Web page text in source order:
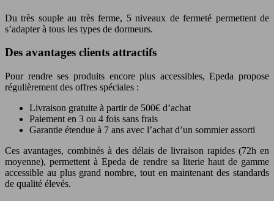
Du très souple au très ferme, 5 niveaux de fermeté permettent de
s’adapter à tous les types de dormeurs.
Des avantages clients attractifs
Pour rendre ses produits encore plus accessibles, Epeda propose
régulièrement des offres spéciales :
Livraison gratuite à partir de 500€ d’achat
Paiement en 3 ou 4 fois sans frais
Garantie étendue à 7 ans avec l’achat d’un sommier assorti
Ces avantages, combinés à des délais de livraison rapides (72h en
moyenne), permettent à Epeda de rendre sa literie haut de gamme
accessible au plus grand nombre, tout en maintenant des standards
de qualité élevés.